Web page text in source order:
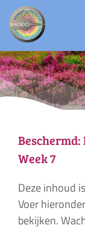
naar
inhoud
Week 7
Deze inhoud
Voer
bekijken.